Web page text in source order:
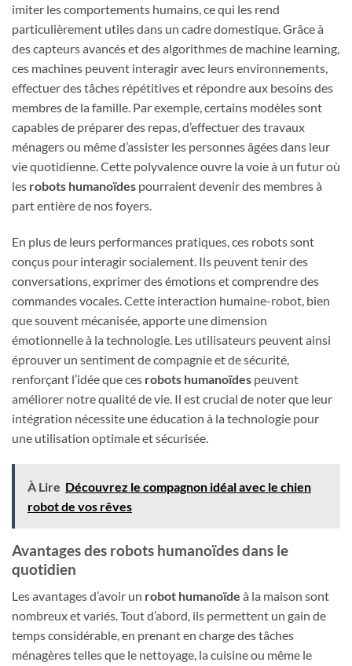
imiter les comportements humains, ce qui les rend
particulièrement utiles dans un cadre domestique. Grâce à
des capteurs avancés et des algorithmes de machine learning,
ces machines peuvent interagir avec leurs environnements,
effectuer des tâches répétitives et répondre aux besoins des
membres de la famille. Par exemple, certains modèles sont
capables de préparer des repas, d’effectuer des travaux
ménagers ou même d’assister les personnes âgées dans leur
vie quotidienne. Cette polyvalence ouvre la voie à un futur où
les robots humanoïdes pourraient devenir des membres à
part entière de nos foyers.
En plus de leurs performances pratiques, ces robots sont
conçus pour interagir socialement. Ils peuvent tenir des
conversations, exprimer des émotions et comprendre des
commandes vocales. Cette interaction humaine-robot, bien
que souvent mécanisée, apporte une dimension
émotionnelle à la technologie. Les utilisateurs peuvent ainsi
éprouver un sentiment de compagnie et de sécurité,
renforçant l’idée que ces robots humanoïdes peuvent
améliorer notre qualité de vie. Il est crucial de noter que leur
intégration nécessite une éducation à la technologie pour
une utilisation optimale et sécurisée.
À Lire Découvrez le compagnon idéal avec le chien
robot de vos rêves
Avantages des robots humanoïdes dans le
quotidien
Les avantages d’avoir un robot humanoïde à la maison sont
nombreux et variés. Tout d’abord, ils permettent un gain de
temps considérable, en prenant en charge des tâches
ménagères telles que le nettoyage, la cuisine ou même le